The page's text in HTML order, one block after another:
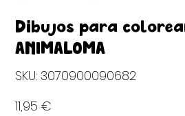
Dibujos para
ANIMALOMA
SKU: 3070900090682
3070900090682
11,95 €